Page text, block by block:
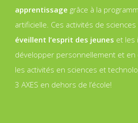
apprentissage grâce à la
artificielle. Ces activités de
éveillent l’esprit des jeunes et les
développer personnellement et en
les activités en sciences et
3 AXES en dehors de l’école!